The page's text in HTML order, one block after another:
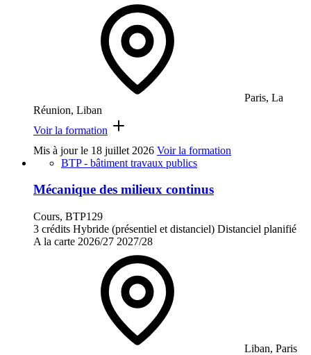
Paris, La
Réunion, Liban
Voir la formation
Mis à jour le 18 juillet 2026 Voir la formation
BTP - bâtiment travaux publics
Mécanique des milieux continus
Cours, BTP129
3 crédits Hybride (présentiel et distanciel) Distanciel planifié
A la carte 2026/27 2027/28
Liban, Paris